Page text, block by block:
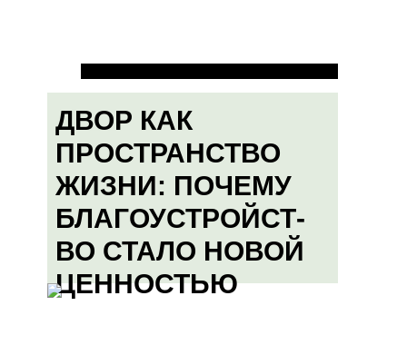
ДВОР КАК
ПРОСТРАНСТВО
ЖИЗНИ: ПОЧЕМУ
БЛАГОУСТРОЙСТ-
ВО СТАЛО НОВОЙ
ЦЕННОСТЬЮ